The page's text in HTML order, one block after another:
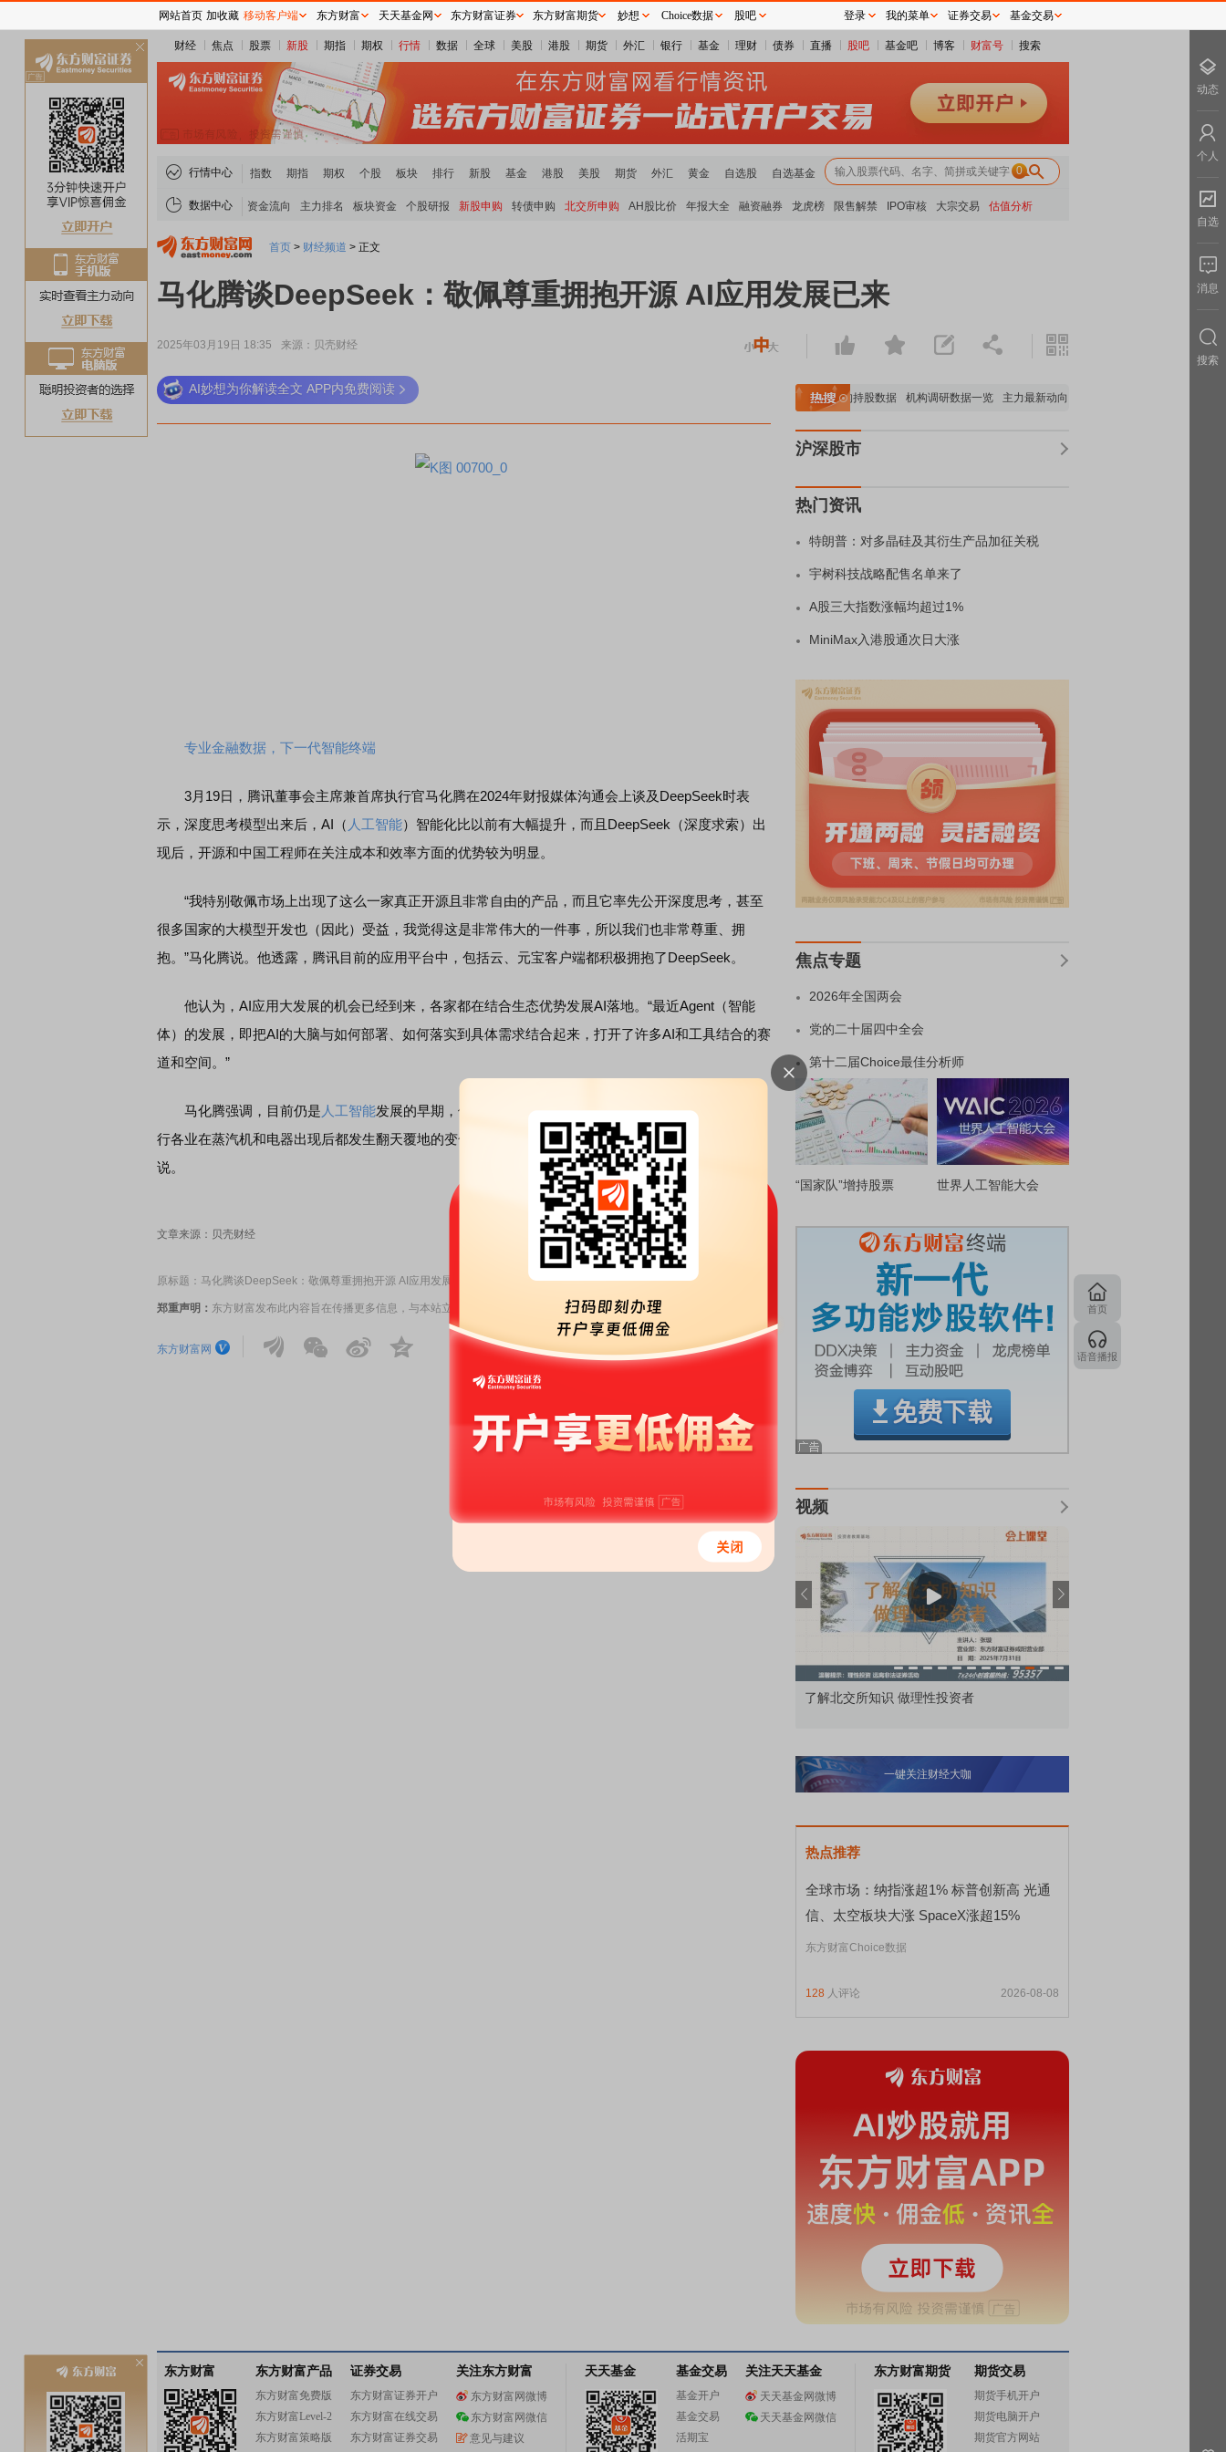
财经 焦点 股票 新股 期指 期权 行情 数据 全球 美股 港股 期货 外汇 银行 基金 理财 债券 直播 股吧 基金吧 博客 财富号 搜索
行情中心 指数 期指 期权 个股 板块 排行 新股 基金 港股 美股 期货 外汇 黄金 自选股 自选基金 0
数据中心 资金流向 主力排名 板块资金 个股研报 新股申购 转债申购 北交所申购 AH股比价 年报大全 融资融券 龙虎榜 限售解禁 IPO审核 大宗交易 估值分析
首页 > 财经频道 > 正文
马化腾谈DeepSeek：敬佩尊重拥抱开源 AI应用发展已来
2025年03月19日 18:35 来源：贝壳财经
AI妙想为你解读全文 APP内免费阅读
专业金融数据，下一代智能终端
3月19日，腾讯董事会主席兼首席执行官马化腾在2024年财报媒体沟通会上谈及DeepSeek时表
示，深度思考模型出来后，AI（ 人工智能）智能化比以前有大幅提升，而且DeepSeek（深度求索）出
现后，开源和中国工程师在关注成本和效率方面的优势较为明显。
“我特别敬佩市场上出现了这么一家真正开源且非常自由的产品，而且它率先公开深度思考，甚至
很多国家的大模型开发也（因此）受益，我觉得这是非常伟大的一件事，所以我们也非常尊重、拥
抱。”马化腾说。他透露，腾讯目前的应用平台中，包括云、元宝客户端都积极拥抱了DeepSeek。
他认为，AI应用大发展的机会已经到来，各家都在结合生态优势发展AI落地。“最近Agent（智能
体）的发展，即把AI的大脑与如何部署、如何落实到具体需求结合起来，打开了许多AI和工具结合的赛
道和空间。”
马化腾强调，目前仍是 人工智能发展的早期，但各行各业最终都会受益于AI的普及，正像过去各
行各业在蒸汽机和电器出现后都发生翻天覆地的变化一样。“各个行业都应该拥抱这样一个机会。”他
说。
文章来源：贝壳财经
原标题：马化腾谈DeepSeek：敬佩尊重拥抱开源 AI应用发展已来
郑重声明： 东方财富发布此内容旨在传播更多信息，与本站立场无关，不构成投资建议。据此操作，风险自担。
东方财富网
稀土板块领涨 重要机构持股数据 机构调研数据一览 主力最新动向
沪深股市
热门资讯
特朗普：对多晶硅及其衍生产品加征关税
宇树科技战略配售名单来了
A股三大指数涨幅均超过1%
MiniMax入港股通次日大涨
焦点专题
2026年全国两会
党的二十届四中全会
第十二届Choice最佳分析师
“国家队”增持股票 世界人工智能大会
视频
市价委托那么多种，究竟怎么用？
一键关注财经大咖
热点推荐
全球市场：纳指涨超1% 标普创新高 光通
信、太空板块大涨 SpaceX涨超15%
东方财富Choice数据
128 人评论 2026-08-08
首页
语音播报
东方财富 东方财富产品
东方财富免费版
东方财富Level-2
东方财富策略版
证券交易
东方财富证券开户
东方财富在线交易
东方财富证券交易
关注东方财富
东方财富网微博
东方财富网微信
意见与建议
天天基金 基金交易
基金开户
基金交易
活期宝
关注天天基金
天天基金网微博
天天基金网微信
东方财富期货 期货交易
期货手机开户
期货电脑开户
期货官方网站
网站首页 加收藏 移动客户端 东方财富 天天基金网 东方财富证券 东方财富期货 妙想 Choice数据 股吧 登录 我的菜单 证券交易 基金交易
动态
个人
自选
消息
搜索
关